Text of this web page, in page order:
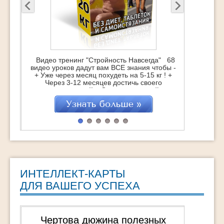
тренинг "Стройность Навсегда" 68
уроков дадут вам ВСЕ знания чтобы -
через месяц похудеть на 5-15 кг ! +
Через 3-12 месяцев достичь своего
веса !! + Оставаться стройным,
и подтянутым ВСЮ жизнь !!!
Навсегда" это : 68 заданий в
формате с подробным объяснением
Раскрой свой
поможет тем - -
обыденная жизнь -
свой природный
страстное
счастливым Как
ИНТЕЛЛЕКТ-КАРТЫ
ДЛЯ ВАШЕГО УСПЕХА
Найди
Чертова дюжина полезных